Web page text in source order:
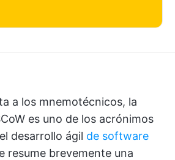
a los mnemotécnicos, la
es uno de los acrónimos
desarrollo ágil de software
resume brevemente una